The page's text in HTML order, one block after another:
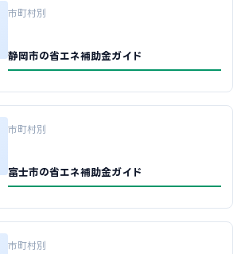
市町村別
静岡市の省エネ補助金ガイド
市町村別
富士市の省エネ補助金ガイド
市町村別